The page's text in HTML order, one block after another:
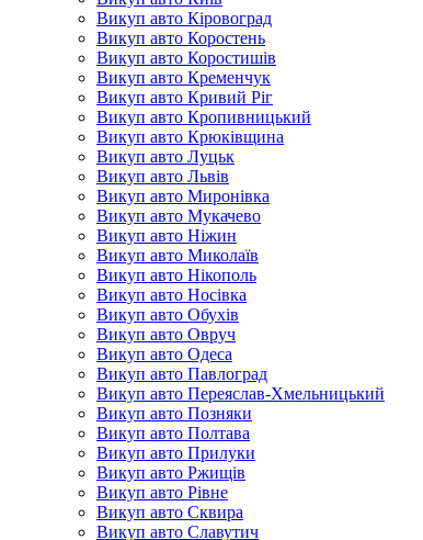
Викуп авто Кіровоград
Викуп авто Коростень
Викуп авто Коростишів
Викуп авто Кременчук
Викуп авто Кривий Ріг
Викуп авто Кропивницький
Викуп авто Крюківщина
Викуп авто Луцьк
Викуп авто Львів
Викуп авто Миронівка
Викуп авто Мукачево
Викуп авто Ніжин
Викуп авто Миколаїв
Викуп авто Нікополь
Викуп авто Носівка
Викуп авто Обухів
Викуп авто Овруч
Викуп авто Одеса
Викуп авто Павлоград
Викуп авто Переяслав-Хмельницький
Викуп авто Позняки
Викуп авто Полтава
Викуп авто Прилуки
Викуп авто Ржищів
Викуп авто Рівне
Викуп авто Сквира
Викуп авто Славутич